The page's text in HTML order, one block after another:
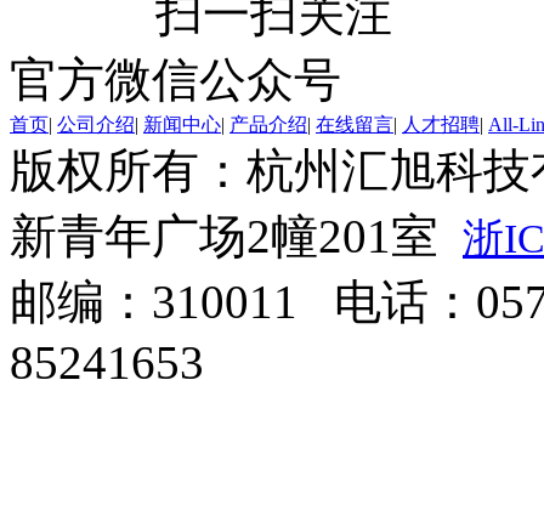
扫一扫关注
官方微信公众号
首页| 公司介绍| 新闻中心| 产品介绍| 在线留言| 人才招聘| All-
版权所有：杭州汇旭科
新青年广场2幢201室 浙
邮编：310011 电话：
85241653